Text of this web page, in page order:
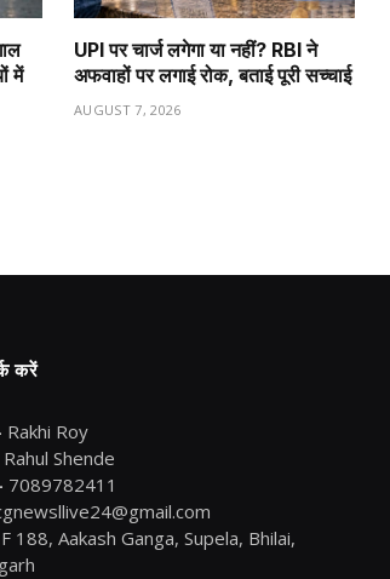
में
UPI पर चार्ज लगेगा या नहीं? RBI ने
अफवाहों पर लगाई रोक, बताई पूरी सच्चाई
AUGUST 7, 2026
करें
Rakhi Roy
Rahul Shende
7089782411
F 188, Aakash Ganga, Supela, Bhilai,